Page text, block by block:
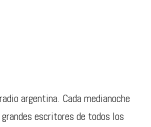
argentina. Cada medianoche
escritores de todos los